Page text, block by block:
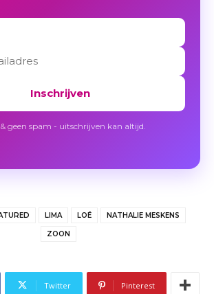
Inschrijven
geen spam - uitschrijven kan altijd.
LIMA LOÉ NATHALIE MESKENS
ZOON
Twitter Pinterest